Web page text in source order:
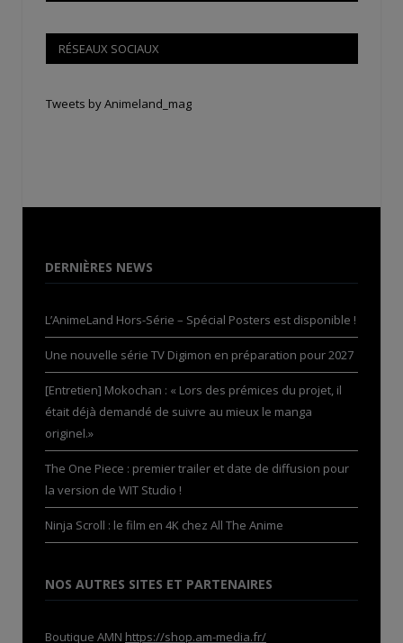
RÉSEAUX SOCIAUX
Tweets by Animeland_mag
DERNIÈRES NEWS
L’AnimeLand Hors-Série – Spécial Posters est disponible !
Une nouvelle série TV Digimon en préparation pour 2027
[Entretien] Mokochan : « Lors des prémices du projet, il
était déjà demandé de suivre au mieux le manga
originel.»
The One Piece : premier trailer et date de diffusion pour
la version de WIT Studio !
Ninja Scroll : le film en 4K chez All The Anime
NOS AUTRES SITES ET PARTENAIRES
Boutique AMN https://shop.am-media.fr/